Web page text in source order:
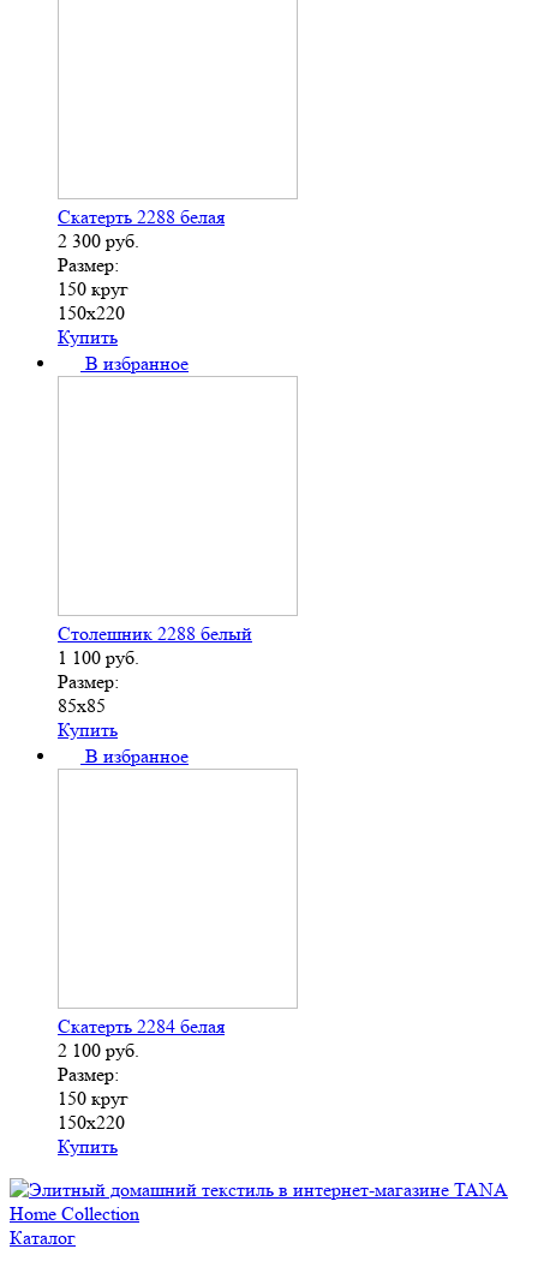
Скатерть 2288 белая
2 300 руб.
Размер:
150 круг
150х220
Купить
В избранное
Столешник 2288 белый
1 100 руб.
Размер:
85х85
Купить
В избранное
Скатерть 2284 белая
2 100 руб.
Размер:
150 круг
150х220
Купить
Каталог